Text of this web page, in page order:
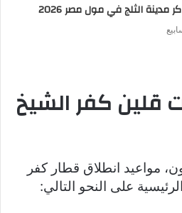
مدينة الثلج في مول مصر 2026
قلين كفر الشيخ
مواعيد انطلاق قطار كفر
على النحو التالي: